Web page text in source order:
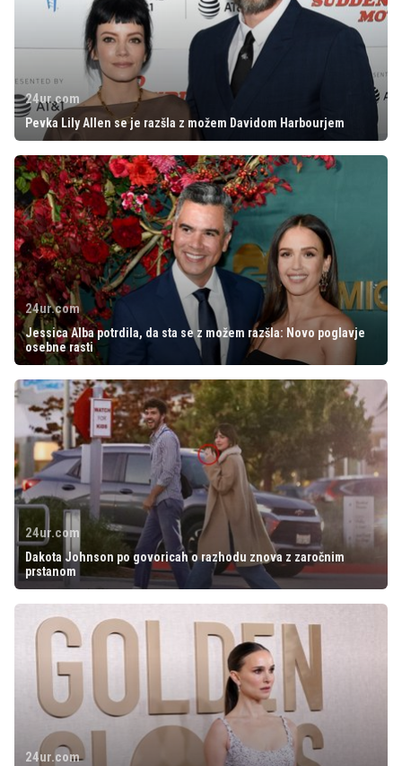
24ur.com
Pevka Lily Allen se je razšla z možem Davidom Harbourjem
24ur.com
Jessica Alba potrdila, da sta se z možem razšla: Novo poglavje
osebne rasti
24ur.com
Dakota Johnson po govoricah o razhodu znova z zaročnim
prstanom
24ur.com